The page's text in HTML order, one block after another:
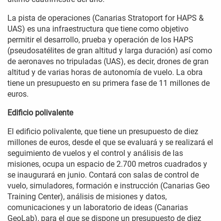
La pista de operaciones (Canarias Stratoport for HAPS &
UAS) es una infraestructura que tiene como objetivo
permitir el desarrollo, prueba y operación de los HAPS
(pseudosatélites de gran altitud y larga duración) así como
de aeronaves no tripuladas (UAS), es decir, drones de gran
altitud y de varias horas de autonomía de vuelo. La obra
tiene un presupuesto en su primera fase de 11 millones de
euros.
Edificio polivalente
El edificio polivalente, que tiene un presupuesto de diez
millones de euros, desde el que se evaluará y se realizará el
seguimiento de vuelos y el control y análisis de las
misiones, ocupa un espacio de 2.700 metros cuadrados y
se inaugurará en junio. Contará con salas de control de
vuelo, simuladores, formación e instrucción (Canarias Geo
Training Center), análisis de misiones y datos,
comunicaciones y un laboratorio de ideas (Canarias
GeoLab), para el que se dispone un presupuesto de diez